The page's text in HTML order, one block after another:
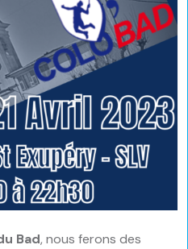
Bad, nous ferons des